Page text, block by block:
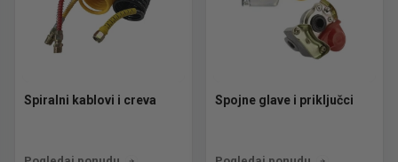
Spiralni kablovi i creva Spojne glave i priključci